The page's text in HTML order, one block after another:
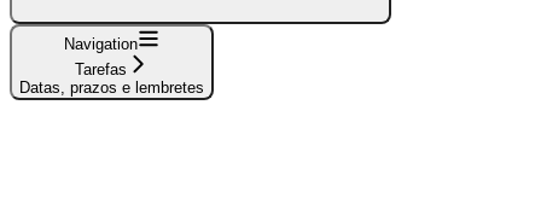
Navigation
Tarefas
Datas, prazos e lembretes